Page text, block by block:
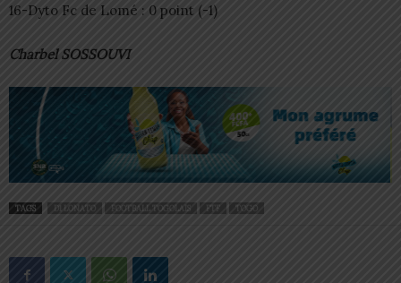
16-Dyto Fc de Lomé : 0 point (-1)
Charbel SOSSOUVI
TAGS D1 LONATO FOOTBALL TOGOLAIS FTF TOGO